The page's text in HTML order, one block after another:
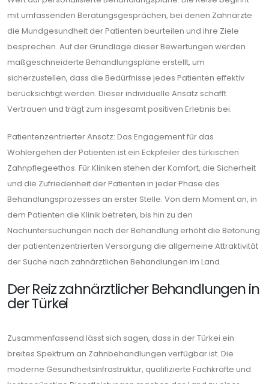
mit umfassenden Beratungsgesprächen, bei denen Zahnärzte
die Mundgesundheit der Patienten beurteilen und ihre Ziele
besprechen. Auf der Grundlage dieser Bewertungen werden
maßgeschneiderte Behandlungspläne erstellt, um
sicherzustellen, dass die Bedürfnisse jedes Patienten effektiv
berücksichtigt werden. Dieser individuelle Ansatz schafft
Vertrauen und trägt zum insgesamt positiven Erlebnis bei.
Patientenzentrierter Ansatz: Das Engagement für das
Wohlergehen der Patienten ist ein Eckpfeiler des türkischen
Zahnpflegeethos. Für Kliniken stehen der Komfort, die Sicherheit
und die Zufriedenheit der Patienten in jeder Phase des
Behandlungsprozesses an erster Stelle. Von dem Moment an, in
dem Patienten die Klinik betreten, bis hin zu den
Nachuntersuchungen nach der Behandlung erhöht die Betonung
der patientenzentrierten Versorgung die allgemeine Attraktivität
der Suche nach zahnärztlichen Behandlungen im Land.
Der Reiz zahnärztlicher Behandlungen in
der Türkei
Zusammenfassend lässt sich sagen, dass in der Türkei ein
breites Spektrum an Zahnbehandlungen verfügbar ist. Die
moderne Gesundheitsinfrastruktur, qualifizierte Fachkräfte und